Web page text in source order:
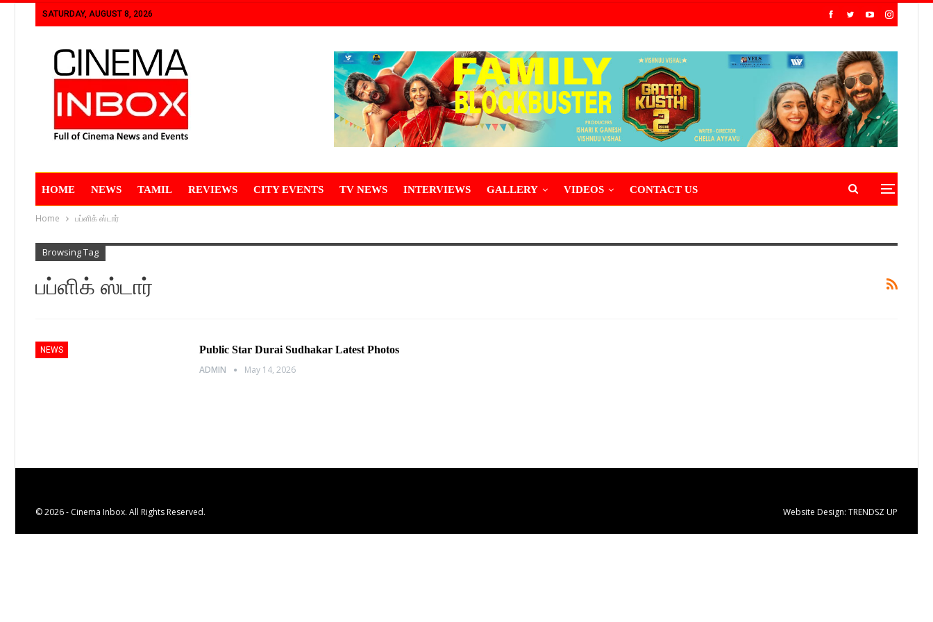
SATURDAY, AUGUST 8, 2026
HOME NEWS TAMIL REVIEWS CITY EVENTS TV NEWS INTERVIEWS GALLERY VIDEOS CONTACT US
Home பப்ளிக் ஸ்டார்
Browsing Tag
பப்ளிக் ஸ்டார்
NEWS
Public Star Durai Sudhakar Latest Photos
ADMIN
May 14, 2026
© 2026 - Cinema Inbox. All Rights Reserved. Website Design: TRENDSZ UP